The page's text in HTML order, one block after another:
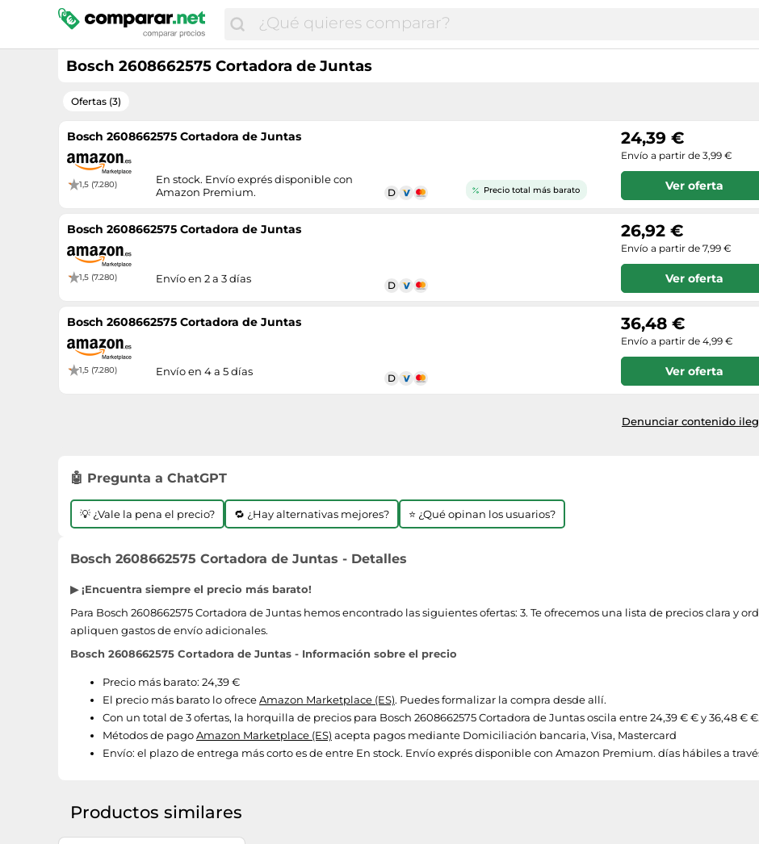
Bosch 2608662575 Cortadora de Juntas
Ofertas (3)
Bosch 2608662575 Cortadora de Juntas
1,5 (7.280)
Precio total más barato
En stock. Envío exprés disponible con
Amazon Premium.
24,39 €
Envío a partir de 3,99 €
Ver oferta
Bosch 2608662575 Cortadora de Juntas
1,5 (7.280) Envío en 2 a 3 días
26,92 €
Envío a partir de 7,99 €
Ver oferta
Bosch 2608662575 Cortadora de Juntas
1,5 (7.280) Envío en 4 a 5 días
36,48 €
Envío a partir de 4,99 €
Ver oferta
Denunciar contenido
🤖 Pregunta a ChatGPT
💡 ¿Vale la pena el precio? 🔁 ¿Hay alternativas mejores? ⭐ ¿Qué opinan los usuarios?
Bosch 2608662575 Cortadora de Juntas - Detalles
▶ ¡Encuentra siempre el precio más barato!
Para Bosch 2608662575 Cortadora de Juntas hemos encontrado las siguientes ofertas: 3. Te ofrecemos una lista de precios clara y
apliquen gastos de envío adicionales.
Bosch 2608662575 Cortadora de Juntas - Información sobre el precio
Precio más barato: 24,39 €
El precio más barato lo ofreceAmazon Marketplace (ES). Puedes formalizar la compra desde allí.
Con un total de 3 ofertas, la horquilla de precios para Bosch 2608662575 Cortadora de Juntas oscila entre 24,39 € € y 36,48 € €.
Métodos de pagoAmazon Marketplace (ES) acepta pagos mediante Domiciliación bancaria, Visa, Mastercard
Envío: el plazo de entrega más corto es de entre En stock. Envío exprés disponible con Amazon Premium. días hábiles a
Productos similares